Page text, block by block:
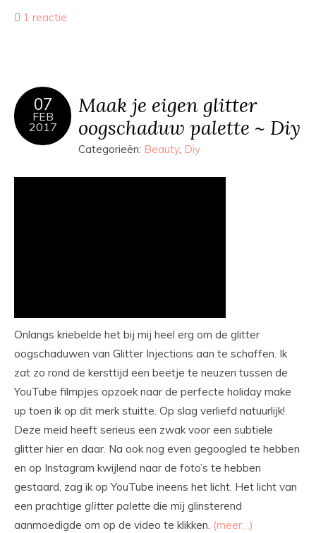
1 reactie
07
FEB
2017
Maak je eigen glitter
oogschaduw palette ~ Diy
Categorieën: Beauty, Diy
Onlangs kriebelde het bij mij heel erg om de glitter
oogschaduwen van Glitter Injections aan te schaffen. Ik
zat zo rond de kersttijd een beetje te neuzen tussen de
YouTube filmpjes opzoek naar de perfecte holiday make
up toen ik op dit merk stuitte. Op slag verliefd natuurlijk!
Deze meid heeft serieus een zwak voor een subtiele
glitter hier en daar. Na ook nog even gegoogled te hebben
en op Instagram kwijlend naar de foto’s te hebben
gestaard, zag ik op YouTube ineens het licht. Het licht van
een prachtige glitter palette die mij glinsterend
aanmoedigde om op de video te klikken. (meer…)